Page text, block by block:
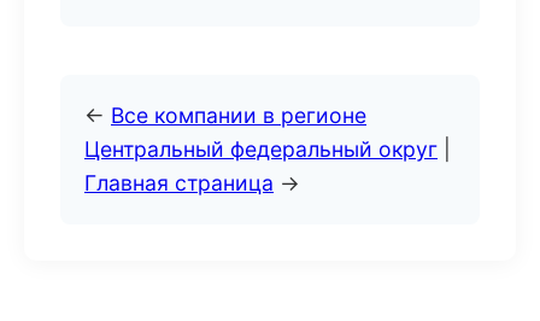
← Все компании в регионе
Центральный федеральный округ
Главная страница →